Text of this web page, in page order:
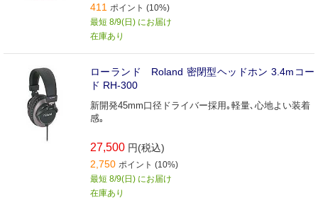
411 ポイント (10%)
最短 8/9(日) にお届け
在庫あり
ローランド Roland 密閉型ヘッドホン 3.4mコー
ド RH-300
新開発45mm口径ドライバー採用｡軽量､心地よい装着
感｡
27,500 円(税込)
2,750 ポイント (10%)
最短 8/9(日) にお届け
在庫あり